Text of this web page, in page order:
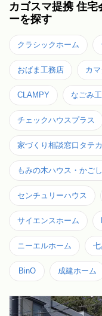
カゴスマ提携 住宅
ーを探す
クラシックホーム
おばま工務店 カ
CLAMPY なごみ
チェックハウスプラス
家づくり相談窓口タテ
もみの木ハウス・かご
センチュリーハウス
サイエンスホーム
ニーエルホーム
BinO 成建ホーム